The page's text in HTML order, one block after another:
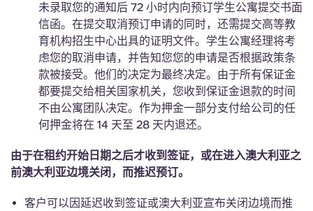
未录取您的通知后 72 小时内向预订学生公寓提交书面
信函。在提交取消预订申请的同时，还需提交高等教
育机构招生中心出具的证明文件。学生公寓经理将考
虑您的取消申请，并告知您您的申请是否根据政策条
款被接受。他们的决定为最终决定。由于所有保证金
都要提交给相关国家机关，您收到保证金退款的时间
不由公寓团队决定。作为押金一部分支付给公司的任
何押金将在 14 天至 28 天内退还。
由于在租约开始日期之后才收到签证，或在进入澳大利亚之
前澳大利亚边境关闭，而推迟预订。
客户可以因延迟收到签证或澳大利亚宣布关闭边境而推